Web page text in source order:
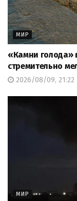
МИР
«Камни голода»
стремительно
2026/08/09, 21:22
МИР